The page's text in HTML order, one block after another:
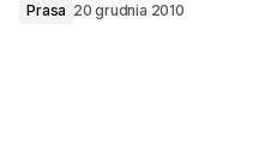
Prasa 20 grudnia 2010